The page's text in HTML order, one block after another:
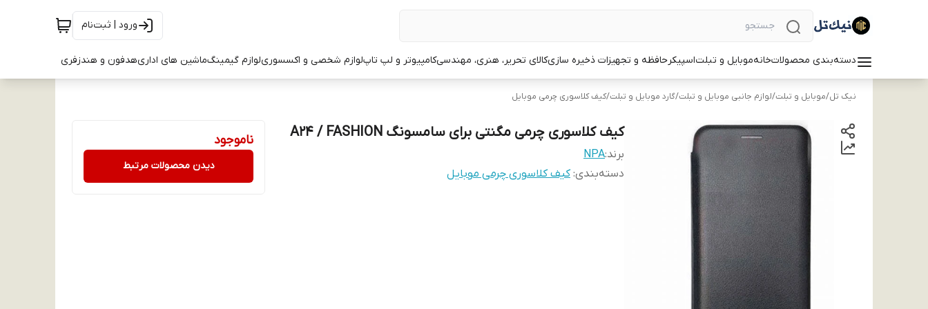
ورود | ثبت‌نام
دسته‌بندی محصولاتخانهموبایل و تبلتاسپیکرحافظه و تجهیزات ذخیره سازیکالای تحریر، هنری، مهندسیکامپیوتر و لپ تاپلوازم شخصی و اکسسوریلوازم گیمینگماشین های اداریهدفون و هندزفری
نیک تل/موبایل و تبلت/لوازم جانبی موبایل و تبلت/گارد موبایل و تبلت/کیف کلاسوری چرمی موبایل
کیف کلاسوری چرمی مگنتی برای سامسونگ A24 / FASHION
برند:NPA
دسته‌بندی:کیف کلاسوری چرمی موبایل
ناموجود
دیدن محصولات مرتبط